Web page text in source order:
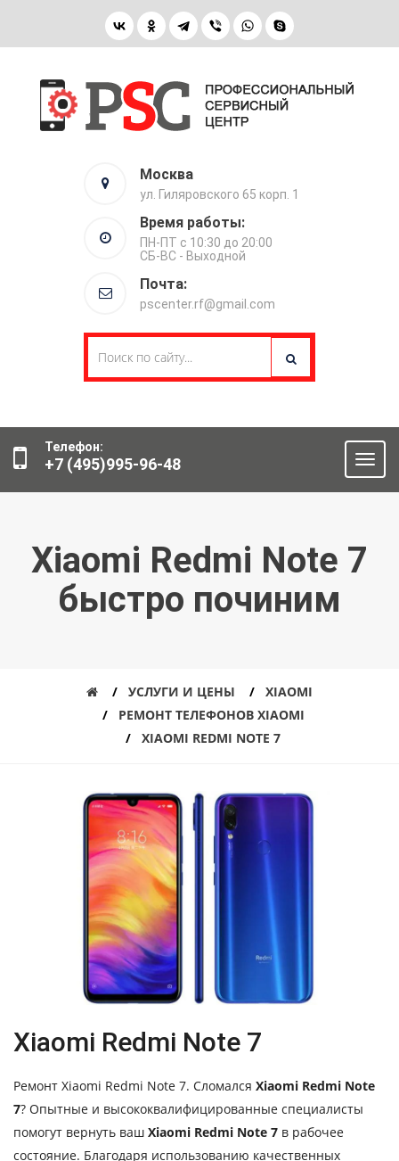
Москва
ул. Гиляровского 65 корп. 1
Время работы:
ПН-ПТ с 10:30 до 20:00
СБ-ВС - Выходной
Почта:
pscenter.rf@gmail.com
Телефон:
+7 (495)995-96-48
Xiaomi Redmi Note 7
быстро починим
УСЛУГИ И ЦЕНЫ
XIAOMI
РЕМОНТ ТЕЛЕФОНОВ XIAOMI
XIAOMI REDMI NOTE 7
Xiaomi Redmi Note 7
Ремонт Xiaomi Redmi Note 7. Сломался Xiaomi Redmi Note
7? Опытные и высококвалифицированные специалисты
помогут вернуть ваш Xiaomi Redmi Note 7 в рабочее
состояние. Благодаря использованию качественных